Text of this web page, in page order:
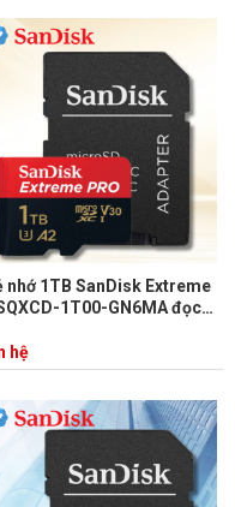
nhớ 1TB SanDisk Extreme
1T00-GN6MA đọc
MB/s - ghi 140 MB/s,
dụng máy quay phim và
hệ